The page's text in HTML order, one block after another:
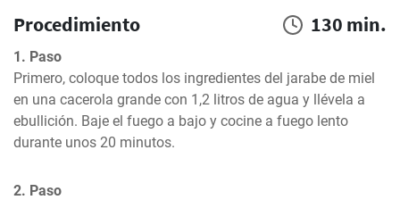
Procedimiento 130 min.
1. Paso
Primero, coloque todos los ingredientes del jarabe de miel
en una cacerola grande con 1,2 litros de agua y llévela a
ebullición. Baje el fuego a bajo y cocine a fuego lento
durante unos 20 minutos.
2. Paso